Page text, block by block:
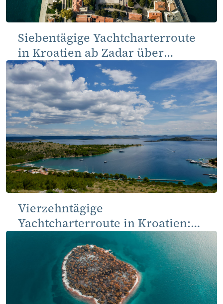
Siebentägige Yachtcharterroute
in Kroatien ab Zadar über
Kornati und Norddalmatien
Vierzehntägige
Yachtcharterroute in Kroatien:
von Zadar über Kornati, Šibenik
und Split